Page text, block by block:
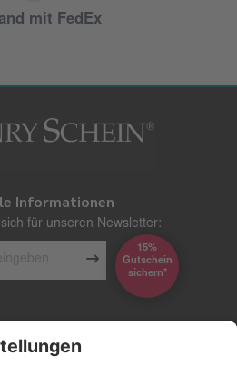
mit FedEx
Informationen
für unseren Newsletter:
15%
Gutschein
*sichern
Kontakt